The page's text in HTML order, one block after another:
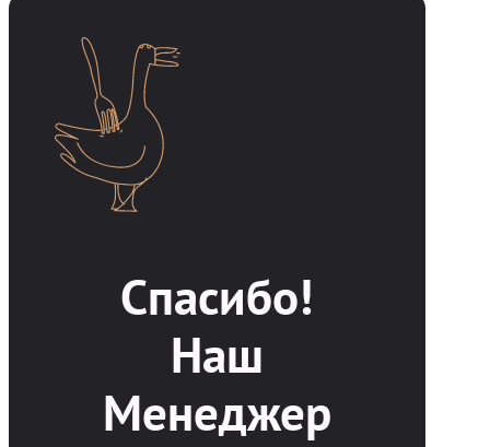
Спасибо!
Наш
Менеджер